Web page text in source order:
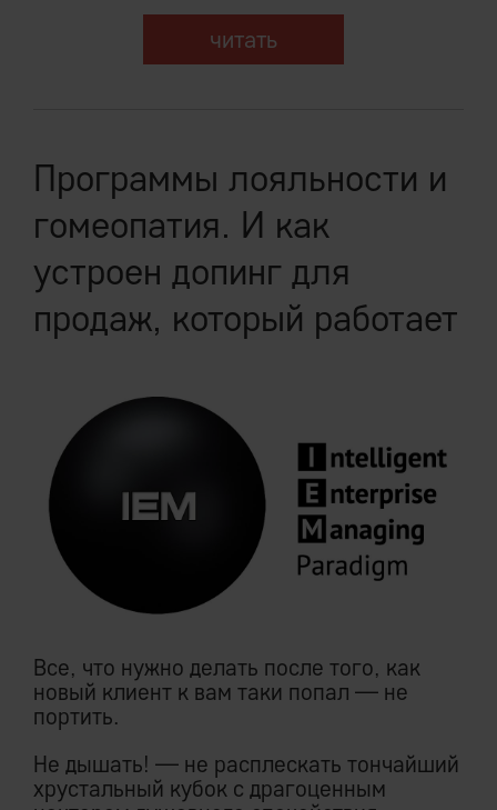
читать
Программы лояльности и
гомеопатия. И как
устроен допинг для
продаж, который работает
Все, что нужно делать после того, как
новый клиент к вам таки попал — не
портить.
Не дышать! — не расплескать тончайший
хрустальный кубок с драгоценным